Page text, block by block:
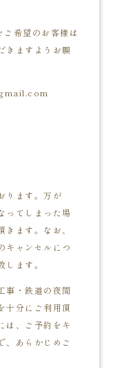
希望のお客様は
きますようお願
ります。万が
ってしまった場
ます。なお、
キャンセルにつ
ます。
事・鉄道の夜間
十分にご利用頂
は、ご予約をキ
、あらかじめご